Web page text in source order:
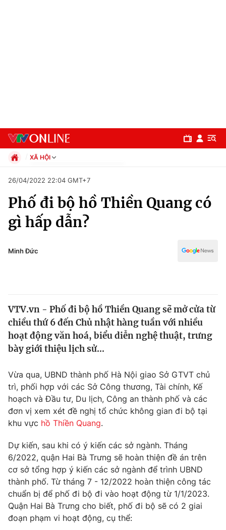
Chuyên mục
Chính trị
Y tế
Thế giới
Thế giới đó đây
Câu chuyện quốc tế
Kinh tế
Tài chính
Thị trường
Dữ liệu và đời sống
Phim VTV
Hậu trường
Nhân vật
Khán giả
Giải trí
Điện ảnh
Âm nhạc
Sao
Đời sống
Du lịch
Giáo dục
XÃ HỘI
Xã hội
Pháp luật
Kinh tế
Thể thao
Văn hóa - Giải trí
Giáo dục
26/04/2022 22:04 GMT+7
Phố đi bộ hồ Thiền Quang có
gì hấp dẫn?
Minh Đức
VTV.vn - Phố đi bộ hồ Thiền Quang sẽ mở cửa từ
chiều thứ 6 đến Chủ nhật hàng tuần với nhiều
hoạt động văn hoá, biểu diễn nghệ thuật, trưng
bày giới thiệu lịch sử...
Vừa qua, UBND thành phố Hà Nội giao Sở GTVT chủ
trì, phối hợp với các Sở Công thương, Tài chính, Kế
hoạch và Đầu tư, Du lịch, Công an thành phố và các
đơn vị xem xét đề nghị tổ chức không gian đi bộ tại
khu vực hồ Thiền Quang.
Dự kiến, sau khi có ý kiến các sở ngành. Tháng
6/2022, quận Hai Bà Trưng sẽ hoàn thiện đề án trên
cơ sở tổng hợp ý kiến các sở ngành để trình UBND
thành phố. Từ tháng 7 - 12/2022 hoàn thiện công tác
chuẩn bị để phố đi bộ đi vào hoạt động từ 1/1/2023.
Quận Hai Bà Trưng cho biết, phố đi bộ sẽ có 2 giai
đoạn phạm vi hoạt động, cụ thể: